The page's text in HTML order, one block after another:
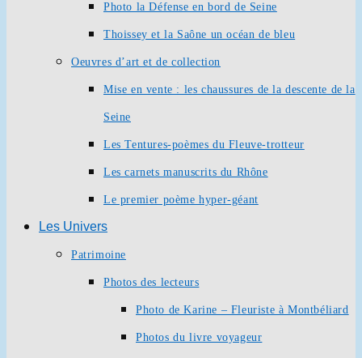
Photo la Défense en bord de Seine
Thoissey et la Saône un océan de bleu
Oeuvres d’art et de collection
Mise en vente : les chaussures de la descente de la
Seine
Les Tentures-poèmes du Fleuve-trotteur
Les carnets manuscrits du Rhône
Le premier poème hyper-géant
Les Univers
Patrimoine
Photos des lecteurs
Photo de Karine – Fleuriste à Montbéliard
Photos du livre voyageur